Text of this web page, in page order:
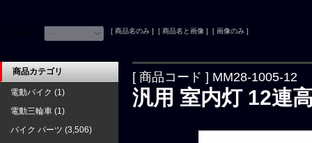
[ 商品名のみ ] [ 商品名と画像 ] [ 画像のみ ]
[ 商品コード ] MM28-1005-12
汎用 室内灯 12連
商品カテゴリ
電動バイク (1)
電動三輪車 (1)
バイク パーツ (3,506)